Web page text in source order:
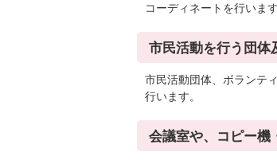
コーディネートを行います
市民活動を行う団体
市民活動団体、ボランテ
行います。
会議室や、コピー機